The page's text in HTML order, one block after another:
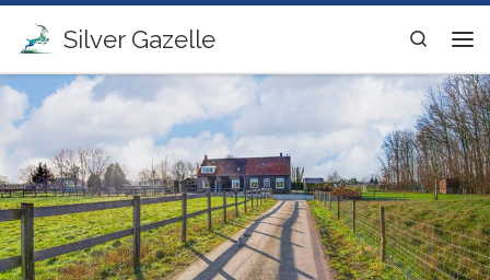
Ga naar inhoud
Silver Gazelle
Search